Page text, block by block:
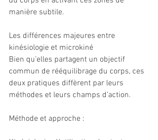
manière subtile.
Les différences majeures entre
kinésiologie et microkiné
Bien qu’elles partagent un objectif
commun de rééquilibrage du corps, ces
deux pratiques diffèrent par leurs
méthodes et leurs champs d’action.
Méthode et approche :